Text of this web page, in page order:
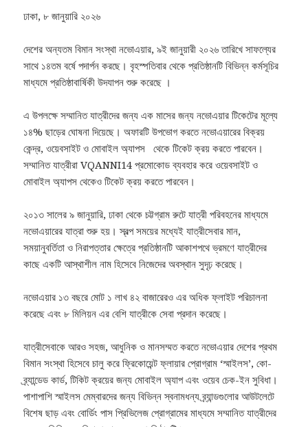
ঢাকা, ৮ জানুয়ারি ২০২৬
দেশের অন্যতম বিমান সংস্থা নভোএয়ার, ৯ই জানুয়ারী ২০২৬ তারিখে সাফল্যের
সাথে ১৪তম বর্ষে পদার্পন করছে। বৃহস্পতিবার থেকে প্রতিষ্ঠানটি বিভিন্ন কর্মসূচির
মাধ্যমে প্রতিষ্ঠাবার্ষিকী উদযাপন শুরু করেছে ।
এ উপলক্ষে সম্মানিত যাত্রীদের জন্য এক মাসের জন্য নভোএয়ার টিকেটের মূল্যে
১৪% ছাড়ের ঘোষনা দিয়েছে। অফারটি উপভোগ করতে নভোএয়ারের বিক্রয়
কেন্দ্র, ওয়েবসাইট ও মোবাইল অ্যাপস থেকে টিকেট ক্রয় করতে পারবেন।
সম্মানিত যাত্রীরা VQANNI14 প্রমোকোড ব্যবহার করে ওয়েবসাইট ও
মোবাইল অ্যাপস থেকেও টিকেট ক্রয় করতে পারবেন।
২০১৩ সালের ৯ জানুয়ারি, ঢাকা থেকে চট্টগ্রাম রুটে যাত্রী পরিবহনের মাধ্যমে
নভোএয়ারের যাত্রা শুরু হয়। স্বল্প সময়ের মধ্যেই যাত্রীসেবার মান,
সময়ানুবর্তিতা ও নিরাপত্তার ক্ষেত্রে প্রতিষ্ঠানটি আকাশপথে ভ্রমণে যাত্রীদের
কাছে একটি আস্থাশীল নাম হিসেবে নিজেদের অবস্থান সুদৃঢ় করেছে।
নভোএয়ার ১৩ বছরে মোট ১ লাখ ৪২ বাজারেরও এর অধিক ফ্লাইট পরিচালনা
করেছে এবং ৮ মিলিয়ন এর বেশি যাত্রীকে সেবা প্রদান করেছে।
যাত্রীসেবাকে আরও সহজ, আধুনিক ও মানসম্মত করতে নভোএয়ার দেশের প্রথম
বিমান সংস্থা হিসেবে চালু করে ফ্রিকোয়েন্ট ফ্লায়ার প্রোগ্রাম ‘স্মাইলস’, কো-
ব্র্যান্ডেড কার্ড, টিকিট ক্রয়ের জন্য মোবাইল অ্যাপ এবং ওয়েব চেক-ইন সুবিধা।
পাশাপাশি স্মাইলস মেম্বারদের জন্য বিভিন্ন স্বনামধন্য ব্র্যান্ডগুলোর আউটলেটে
বিশেষ ছাড় এবং বোর্ডিং পাস প্রিভিলেজ প্রোগ্রামের মাধ্যমে সম্মানিত যাত্রীদের